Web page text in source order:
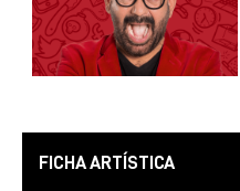
FICHA ARTÍSTICA